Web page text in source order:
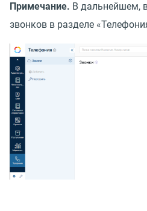
Примечание. В дальнейшем,
звонков в разделе «